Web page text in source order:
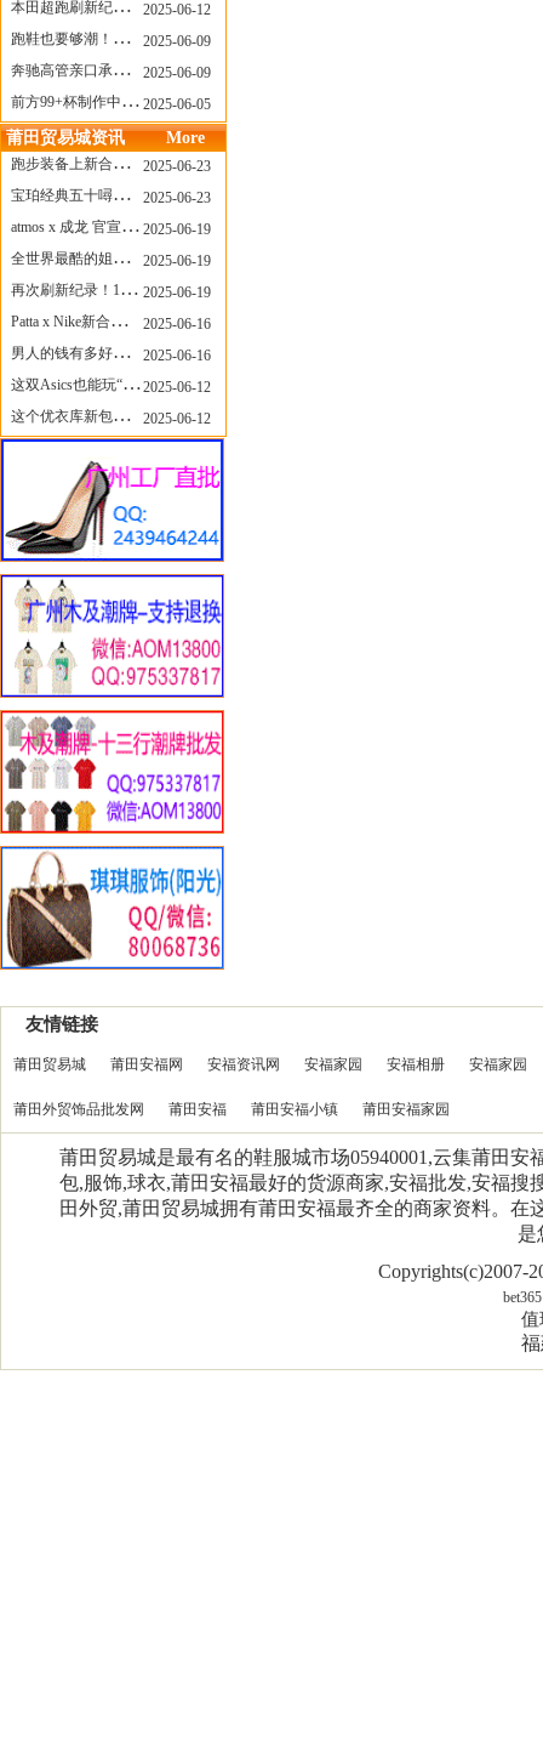
本田超跑刷新纪录了！700万元成交价
2025-06-12
跑鞋也要够潮！昂跑 x Slam Jam 联名即将发售
2025-06-09
奔驰高管亲口承认：电动G级，完全失败了！
2025-06-09
前方99+杯制作中！「爷爷不泡茶」苹果狗、桃桃喵，今夏顶流潮饮！
2025-06-05
莆田贸易城资讯 More
跑步装备上新合集，最近有什么可以关注的呢？
2025-06-23
宝珀经典五十噚家族再添新员 适配所有腕围的38mm小表径腕表亮相
2025-06-23
atmos x 成龙 官宣，《警察故事》联名短袖公布！
2025-06-19
全世界最酷的姐姐，和Nike联名的鞋要来了！
2025-06-19
再次刷新纪录！14只 LABUBU 共拍出240万元
2025-06-19
Patta x Nike新合作提前泄露，这次的服饰周边也有亮点？
2025-06-16
男人的钱有多好赚？四个大学生创业卖短裤，年销8个亿！
2025-06-16
这双Asics也能玩“牛仔感”？TOGA联名即将登场！
2025-06-12
这个优衣库新包，能火起来吗？
2025-06-12
友情链接
莆田贸易城 莆田安福网 安福资讯网 安福家园 安福相册 安福家园
莆田外贸饰品批发网 莆田安福 莆田安福小镇 莆田安福家园
莆田贸易城是最有名的鞋服城市场05940001,云集莆田
包,服饰,球衣,莆田安福最好的货源商家,安福批发,安福
田外贸,莆田贸易城拥有莆田安福最齐全的商家资料。
是
Copyrights(c)2007-
bet365
值